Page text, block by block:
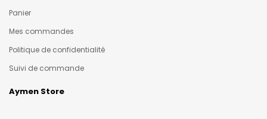
Panier
Mes commandes
Politique de confidentialité
Suivi de commande
Aymen Store